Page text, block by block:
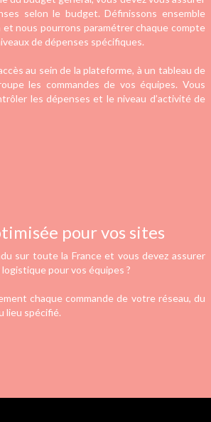
selon le budget. Définissons ensemble
nous pourrons paramétrer chaque compte
de dépenses spécifiques.
au sein de la plateforme, à un tableau de
les commandes de vos équipes. Vous
les dépenses et le niveau d’activité de
pour vos sites
sur toute la France et vous devez assurer
pour vos équipes ?
chaque commande de votre réseau, du
lieu spécifié.